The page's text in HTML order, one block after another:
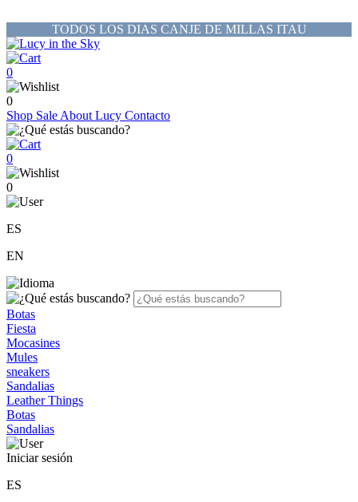
TODOS LOS DIAS CANJE DE MILLAS ITAU
0
0
Shop Sale About Lucy Contacto
0
0
ES
EN
Botas
Fiesta
Mocasines
Mules
sneakers
Sandalias
Leather Things
Botas
Sandalias
Iniciar sesión
ES